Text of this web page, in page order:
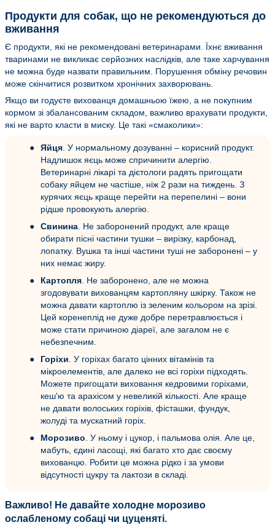
Продукти для собак, що не рекомендуються до
вживання
Є продукти, які не рекомендовані ветеринарами. Їхнє вживання
тваринами не викликає серйозних наслідків, але таке харчування
не можна буде назвати правильним. Порушення обміну речовин
може скінчитися розвитком хронічних захворювань.
Якщо ви годуєте вихованця домашньою їжею, а не покупним
кормом зі збалансованим складом, важливо врахувати продукти,
які не варто класти в миску. Це такі «смаколики»:
Яйця. У нормальному дозуванні – корисний продукт.
Надлишок яєць може спричинити алергію.
Ветеринарні лікарі та дієтологи радять пригощати
собаку яйцем не частіше, ніж 2 рази на тиждень. З
курячих яєць краще перейти на перепелині – вони
рідше провокують алергію.
Свинина. Не заборонений продукт, але краще
обирати пісні частини тушки – вирізку, карбонад,
лопатку. Вушка та інші частини туші не заборонені – у
них немає жиру.
Картопля. Не заборонено, але не можна
згодовувати вихованцям картопляну шкірку. Також не
можна давати картоплю із зеленим кольором на зрізі.
Цей коренеплід не дуже добре перетравлюється і
може стати причиною діареї, але загалом не є
небезпечним.
Горіхи. У горіхах багато цінних вітамінів та
мікроелементів, але далеко не всі горіхи підходять.
Можете пригощати виховання кедровими горіхами,
кеш'ю та арахісом у невеликій кількості. Але краще
не давати волоських горіхів, фісташки, фундук,
жолуді та мускатний горіх.
Морозиво. У ньому і цукор, і пальмова олія. Але це,
мабуть, єдині ласощі, які багато хто дає своєму
вихованцю. Робити це можна рідко і за умови
відсутності цукру та лактози в складі.
Важливо! Не давайте холодне морозиво
ослабленому собаці чи цуценяті.